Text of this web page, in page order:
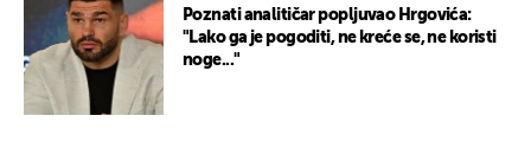
Poznati analitičar popljuvao Hrgovića:
"Lako ga je pogoditi, ne kreće se, ne koristi
noge..."